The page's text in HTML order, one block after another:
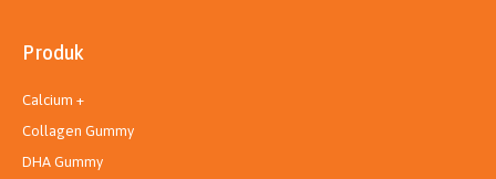
Produk
Calcium +
Collagen Gummy
DHA Gummy